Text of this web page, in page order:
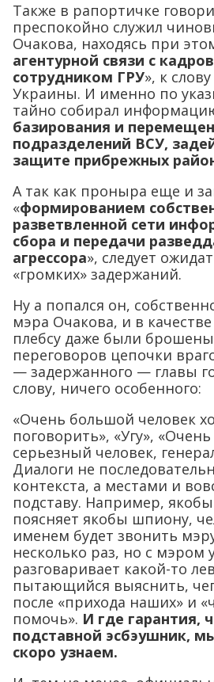
Также в рапортичке
преспокойно служил
Очакова, находясь при
агентурной связи с
сотрудником ГРУ», к
Украины. И именно по
тайно собирал
базирования и
подразделений ВСУ,
защите прибрежных
А так как проныра еще и
«формированием
разветвленной сети
сбора и передачи
агрессора», следует
«громких» задержаний.
Ну а попался он,
мэра Очакова, и в качестве
плебсу даже были
переговоров цепочки
— задержанного — главы
слову, ничего особенного:
«Очень большой человек
поговорить», «Угу»,
серьезный человек,
Диалоги не
контекста, а местами и
подставу. Например,
поясняет якобы шпиону,
именем будет звонить
несколько раз, но с мэром
разговаривает какой-то
пытающийся выяснить,
после «прихода наших» и
помочь». И где гарантия,
подставной эсбэушник,
скоро узнаем.